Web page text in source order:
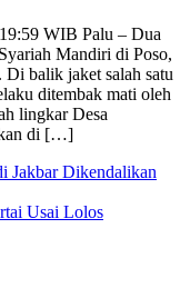
WIB Palu – Dua
Mandiri di Poso,
Di balik jaket salah satu
ditembak mati oleh
lingkar Desa
di […]
Jakbar Dikendalikan
Usai Lolos